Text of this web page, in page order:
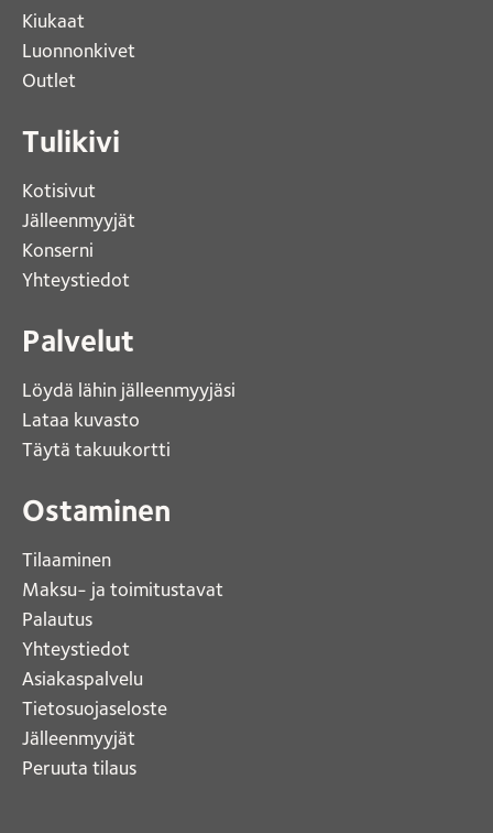
Kiukaat
Luonnonkivet
Outlet
Tulikivi
Kotisivut
Jälleenmyyjät
Konserni
Yhteystiedot
Palvelut
Löydä lähin jälleenmyyjäsi
Lataa kuvasto
Täytä takuukortti
Ostaminen
Tilaaminen
Maksu- ja toimitustavat
Palautus
Yhteystiedot
Asiakaspalvelu
Tietosuojaseloste
Jälleenmyyjät
Peruuta tilaus